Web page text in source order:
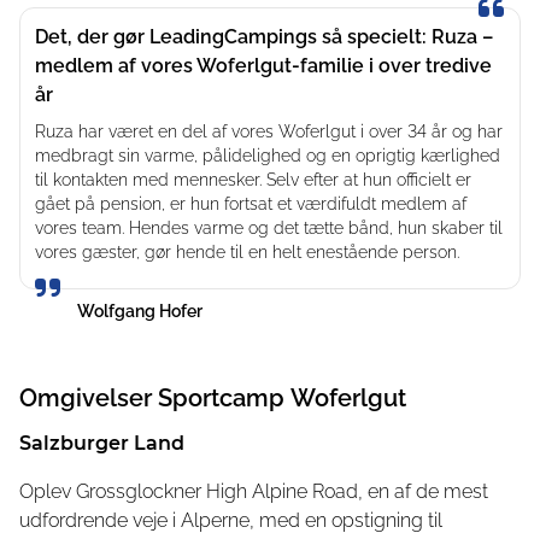
Sportslejren er også det ideelle udgangspunkt for
uforglemmelige udflugter
Oplev for eksempel Großglockner, se murmeldyr, eller
beundre Europas største vandfald. Oplev saltminer, en
enorm isgrotte, eller slentre gennem Salzburg. Om
vinteren tiltrækker kendte skisportssteder som
Schmittenhöhe eller gletsjeren i Kaprun besøgende.
Mange kilometer langrendsløjper strækker sig direkte fra
campingpladsen.
Det, der gør LeadingCampings så specielt: Ruza –
medlem af vores Woferlgut-familie i over tredive
år
Ruza har været en del af vores Woferlgut i over 34 år og har
medbragt sin varme, pålidelighed og en oprigtig kærlighed
til kontakten med mennesker. Selv efter at hun officielt er
gået på pension, er hun fortsat et værdifuldt medlem af
vores team. Hendes varme og det tætte bånd, hun skaber til
vores gæster, gør hende til en helt enestående person.
Wolfgang Hofer
Omgivelser Sportcamp Woferlgut
Salzburger Land
Oplev Grossglockner High Alpine Road, en af de mest
udfordrende veje i Alperne, med en opstigning til